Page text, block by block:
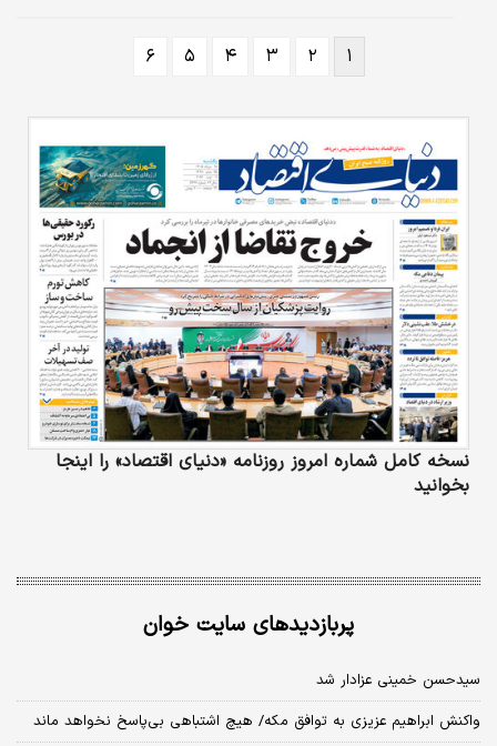
۱ ۲ ۳ ۴ ۵ ۶
نسخه کامل شماره امروز روزنامه «دنیای‌ اقتصاد» را اینجا
بخوانید
پربازدیدهای سایت خوان
سیدحسن خمینی عزادار شد
واکنش ابراهیم عزیزی به توافق مکه/ هیچ اشتباهی بی‌پاسخ نخواهد ماند